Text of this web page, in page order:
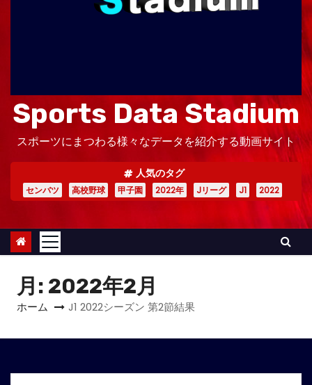
Sports Data Stadium
スポーツにまつわる様々なデータを紹介する動画サイト
人気のタグ
センバツ 高校野球 甲子園 2022年 Jリーグ J1 2022
月: 2022年2月
ホーム J1 2022シーズン 第2節結果